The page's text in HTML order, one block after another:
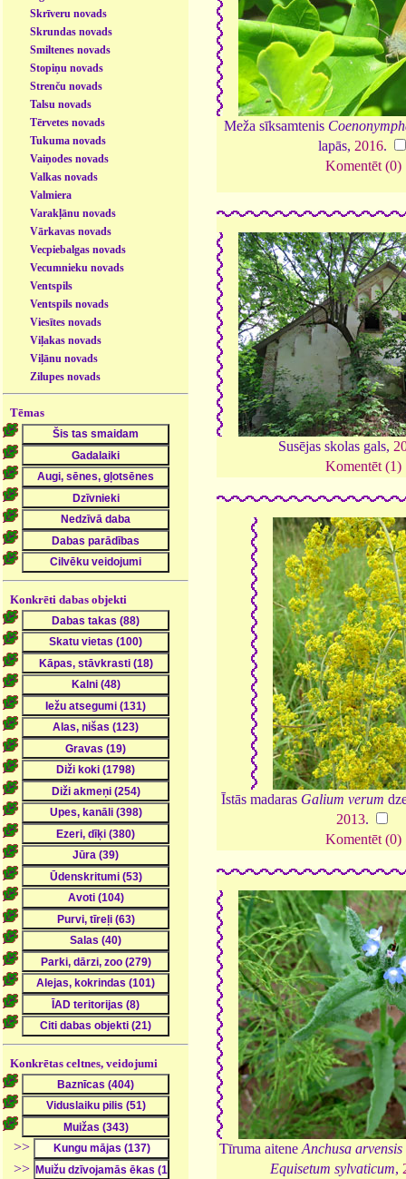
Skrīveru novads
Skrundas novads
Smiltenes novads
Stopiņu novads
Strenču novads
Talsu novads
Tērvetes novads
Tukuma novads
Vaiņodes novads
Valkas novads
Valmiera
Varakļānu novads
Vārkavas novads
Vecpiebalgas novads
Vecumnieku novads
Ventspils
Ventspils novads
Viesītes novads
Viļakas novads
Viļānu novads
Zilupes novads
Tēmas
Konkrēti dabas objekti
Konkrētas celtnes, veidojumi
>>
>>
Meža sīksamtenis
lapās, 2016.
Komentēt (0)
Susējas skolas gals,
Komentēt (1)
Īstās madaras Galium verum
2013.
Komentēt (0)
Tīruma aitene Anchusa arvensis
Equisetum sylvaticum,